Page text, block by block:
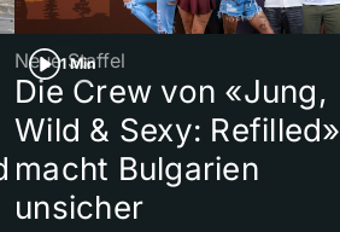
1 Min
Neue Staffel
Die Crew von «Jung,
Wild & Sexy: Refilled»
macht Bulgarien
unsicher